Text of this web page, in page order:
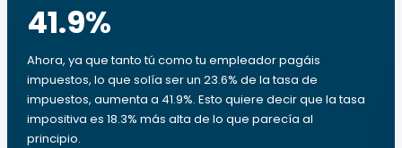
41.9%
Ahora, ya que tanto tú como tu empleador pagáis
impuestos, lo que solía ser un 23.6% de la tasa de
impuestos, aumenta a 41.9%. Esto quiere decir que la tasa
impositiva es 18.3% más alta de lo que parecía al
principio.